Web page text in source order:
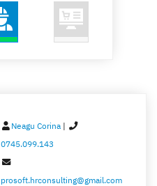
Neagu Corina |
0745.099.143
prosoft.hrconsulting@gmail.com